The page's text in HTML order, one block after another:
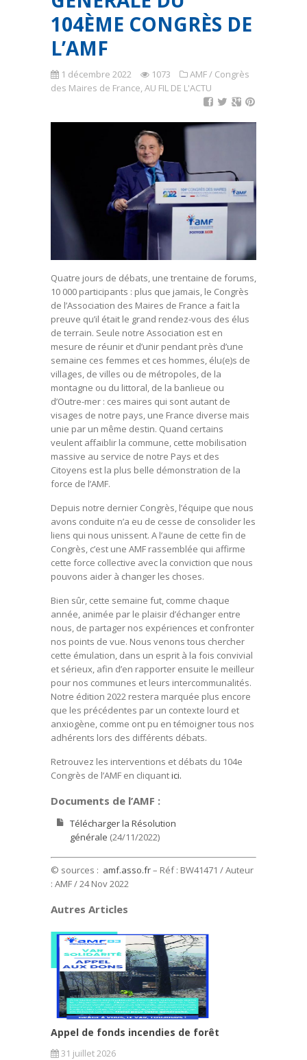
104ÈME CONGRÈS DE
L’AMF
1 décembre 2022 1073
AMF / Congrès
des Maires de France,AU FIL DE L'ACTU
Quatre jours de débats, une trentaine de forums,
10 000 participants : plus que jamais, le Congrès
de l’Association des Maires de France a fait la
preuve qu’il était le grand rendez-vous des élus
de terrain. Seule notre Association est en
mesure de réunir et d’unir pendant près d’une
semaine ces femmes et ces hommes, élu(e)s de
villages, de villes ou de métropoles, de la
montagne ou du littoral, de la banlieue ou
d’Outre-mer : ces maires qui sont autant de
visages de notre pays, une France diverse mais
unie par un même destin. Quand certains
veulent affaiblir la commune, cette mobilisation
massive au service de notre Pays et des
Citoyens est la plus belle démonstration de la
force de l’AMF.
Depuis notre dernier Congrès, l’équipe que nous
avons conduite n’a eu de cesse de consolider les
liens qui nous unissent. A l’aune de cette fin de
Congrès, c’est une AMF rassemblée qui affirme
cette force collective avec la conviction que nous
pouvons aider à changer les choses.
Bien sûr, cette semaine fut, comme chaque
année, animée par le plaisir d’échanger entre
nous, de partager nos expériences et confronter
nos points de vue. Nous venons tous chercher
cette émulation, dans un esprit à la fois convivial
et sérieux, afin d’en rapporter ensuite le meilleur
pour nos communes et leurs intercommunalités.
Notre édition 2022 restera marquée plus encore
que les précédentes par un contexte lourd et
anxiogène, comme ont pu en témoigner tous nos
adhérents lors des différents débats.
Retrouvez les interventions et débats du 104e
Congrès de l’AMF en cliquantici.
Documents de l’AMF :
Télécharger la Résolution
générale (24/11/2022)
© sources : amf.asso.fr– Réf : BW41471 / Auteur
: AMF / 24 Nov 2022
Autres Articles
Appel de fonds incendies de forêt
31 juillet 2026